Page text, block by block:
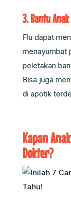
3. Bantu
Flu dapat
menayumbat
peletakan
Bisa juga
di apotik
Kapan
Dokter?